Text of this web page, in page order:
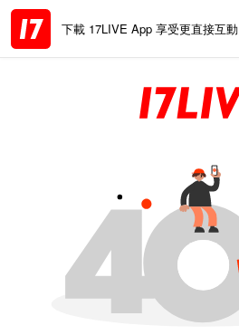
下載 17LIVE App 享受更直接互動